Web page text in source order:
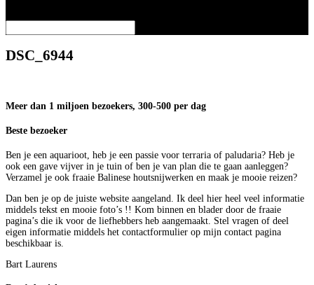
DSC_6944
Meer dan 1 miljoen bezoekers, 300-500 per dag
Beste bezoeker
Ben je een aquarioot, heb je een passie voor terraria of paludaria? Heb je
ook een gave vijver in je tuin of ben je van plan die te gaan aanleggen?
Verzamel je ook fraaie Balinese houtsnijwerken en maak je mooie reizen?
Dan ben je op de juiste website aangeland. Ik deel hier heel veel informatie
middels tekst en mooie foto’s !! Kom binnen en blader door de fraaie
pagina’s die ik voor de liefhebbers heb aangemaakt. Stel vragen of deel
eigen informatie middels het contactformulier op mijn contact pagina
beschikbaar is.
Bart Laurens